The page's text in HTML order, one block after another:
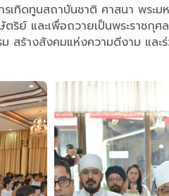
ทิดทูนสถาบันชาติ ศาสนา พระ
และเพื่อถวายเป็นพระราชกุ
สร้างสังคมแห่งความดีงาม แ